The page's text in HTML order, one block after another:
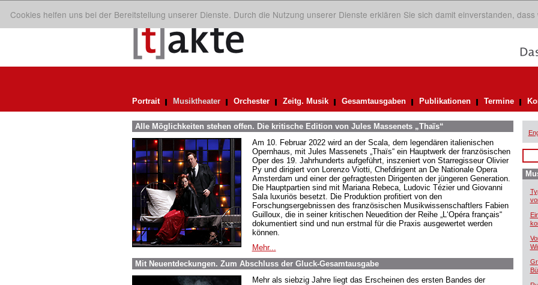
Cookies helfen uns bei der Bereitstellung unserer Dienste. Durch die Nutzung unserer Dienste erklären Sie sich damit einverstanden, dass
Portrait Musiktheater Orchester Zeitg. Musik Gesamtausgaben Publikationen Termine
Alle Möglichkeiten stehen offen. Die kritische Edition von Jules Massenets „Thaïs“
Am 10. Februar 2022 wird an der Scala, dem legendären italienischen
Opernhaus, mit Jules Massenets „Thaïs“ ein Hauptwerk der französischen
Oper des 19. Jahrhunderts aufgeführt, inszeniert von Starregisseur Olivier
Py und dirigiert von Lorenzo Viotti, Chefdirigent an De Nationale Opera
Amsterdam und einer der gefragtesten Dirigenten der jüngeren Generation.
Die Hauptpartien sind mit Mariana Rebeca, Ludovic Tézier und Giovanni
Sala luxuriös besetzt. Die Produktion profitiert von den
Forschungsergebnissen des französischen Musikwissenschaftlers Fabien
Guilloux, die in seiner kritischen Neuedition der Reihe „L‘Opéra français“
dokumentiert sind und nun erstmal für die Praxis ausgewertet werden
können.
Mehr...
Mit Neuentdeckungen. Zum Abschluss der Gluck-Gesamtausgabe
Mehr als siebzig Jahre liegt das Erscheinen des ersten Bandes der